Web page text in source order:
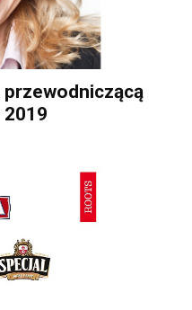
przewodniczącą
2019